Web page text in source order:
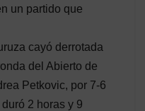
un partido que
cayó derrotada
del Abierto de
Petkovic, por 7-6
2 horas y 9